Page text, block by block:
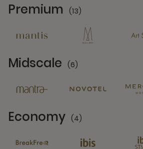
Premium (13)
Midscale (6)
Economy (4)